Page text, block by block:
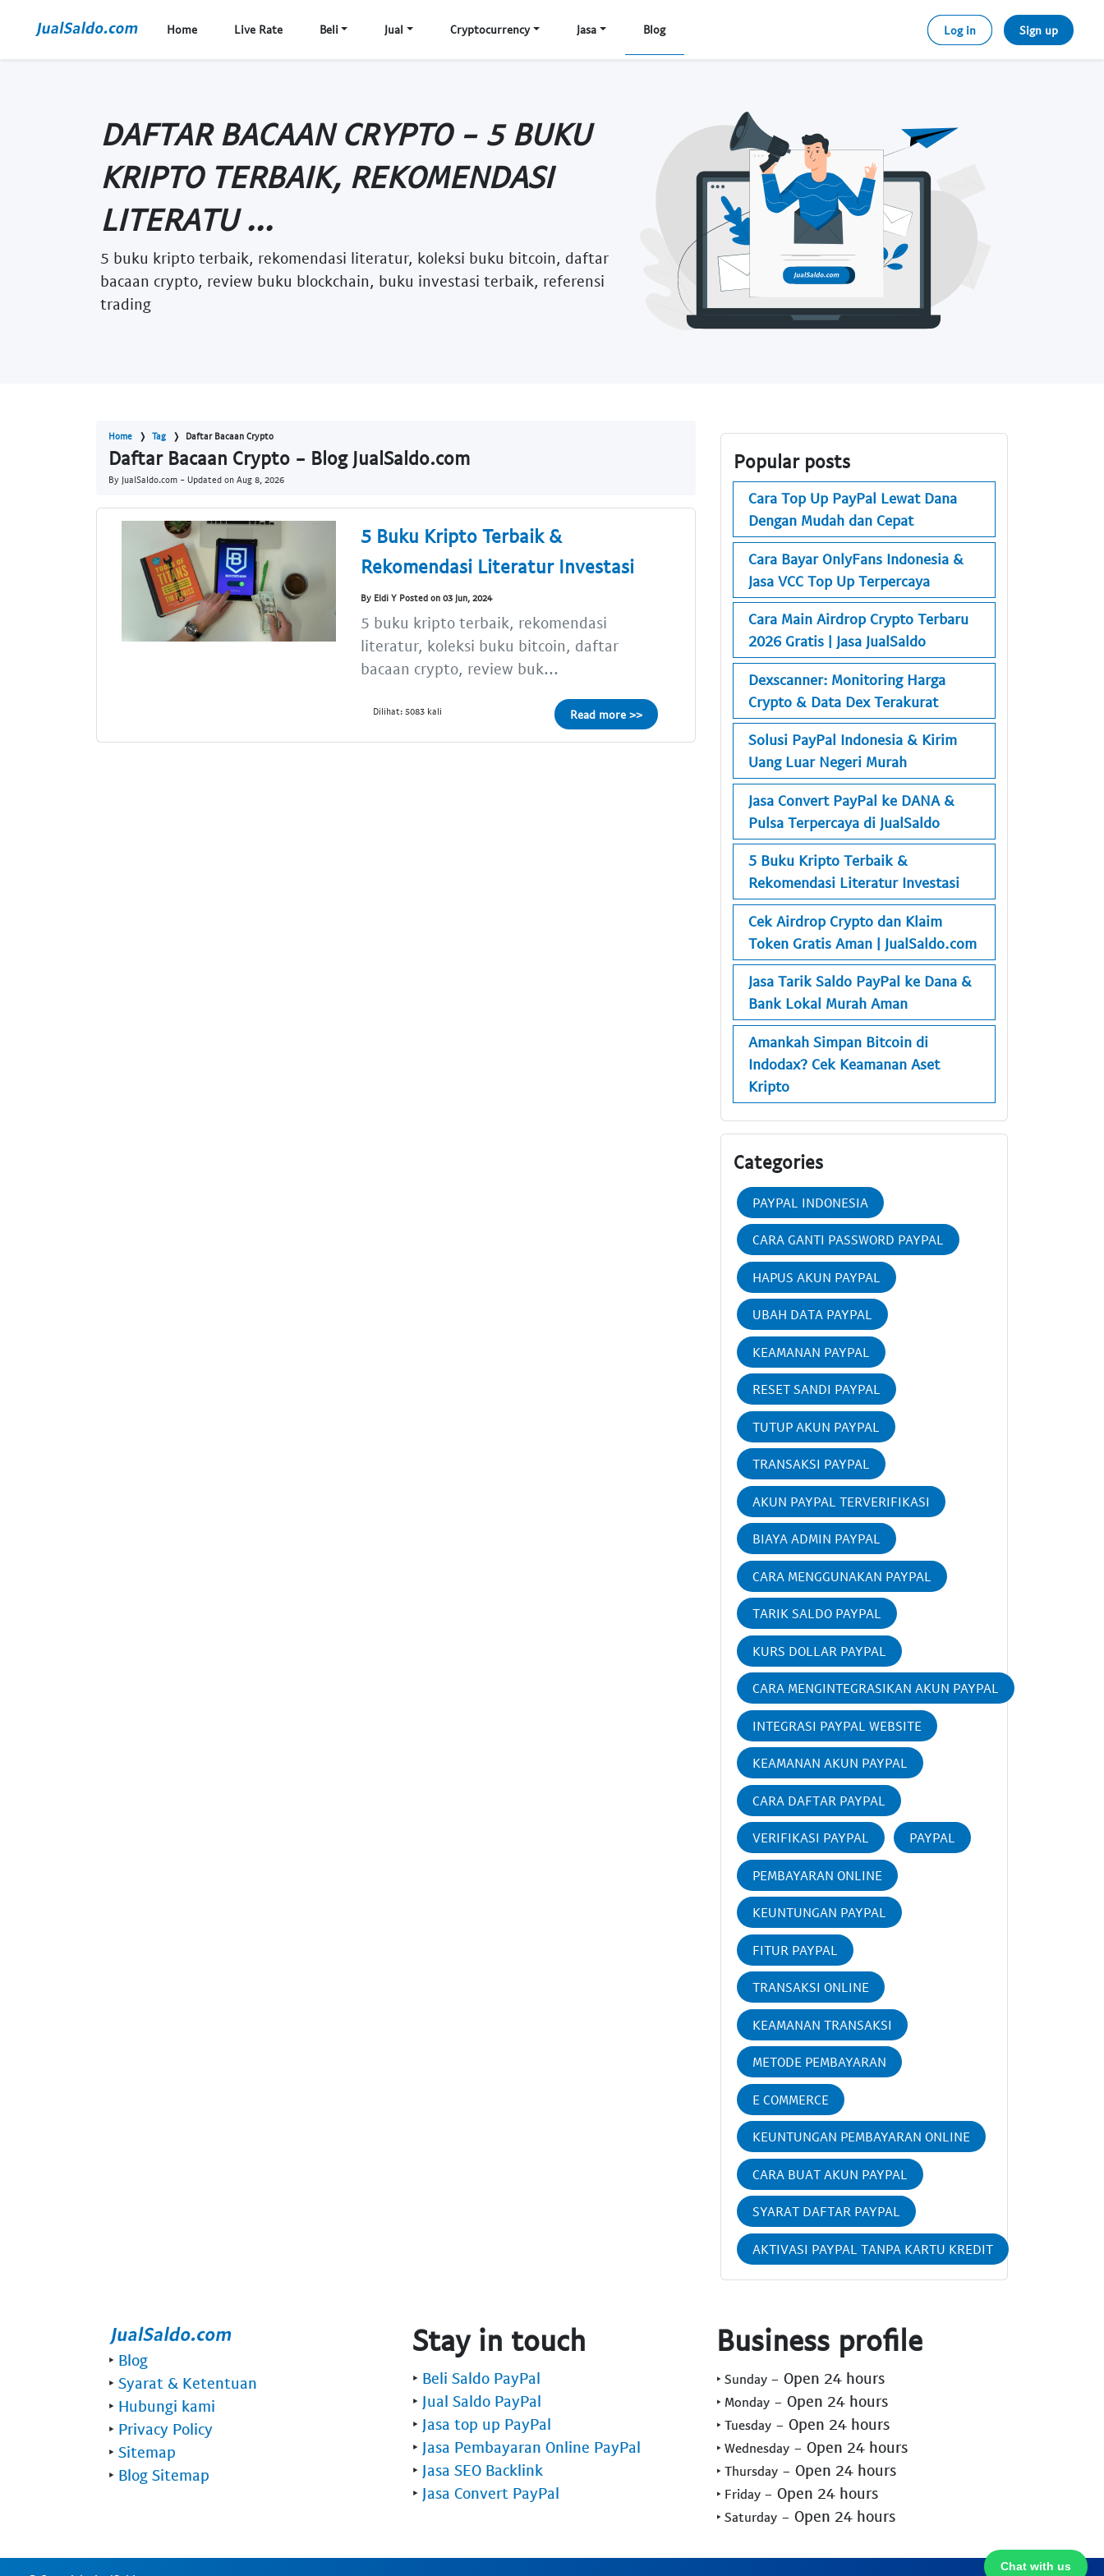
Home Live Rate Beli Jual Cryptocurrency Jasa Blog Log in Sign up
DAFTAR BACAAN CRYPTO - 5 BUKU
KRIPTO TERBAIK, REKOMENDASI
LITERATU ...
5 buku kripto terbaik, rekomendasi literatur, koleksi buku bitcoin, daftar
bacaan crypto, review buku blockchain, buku investasi terbaik, referensi
trading
Home Tag Daftar Bacaan Crypto
Daftar Bacaan Crypto - Blog JualSaldo.com
By JualSaldo.com - Updated on Aug 8, 2026
5 Buku Kripto Terbaik &
Rekomendasi Literatur Investasi
By Eldi Y Posted on 03 Jun, 2024
5 buku kripto terbaik, rekomendasi
literatur, koleksi buku bitcoin, daftar
bacaan crypto, review buk...
Dilihat: 5083 kali Read more >>
Popular posts
Cara Top Up PayPal Lewat Dana
Dengan Mudah dan Cepat
Cara Bayar OnlyFans Indonesia &
Jasa VCC Top Up Terpercaya
Cara Main Airdrop Crypto Terbaru
2026 Gratis | Jasa JualSaldo
Dexscanner: Monitoring Harga
Crypto & Data Dex Terakurat
Solusi PayPal Indonesia & Kirim
Uang Luar Negeri Murah
Jasa Convert PayPal ke DANA &
Pulsa Terpercaya di JualSaldo
5 Buku Kripto Terbaik &
Rekomendasi Literatur Investasi
Cek Airdrop Crypto dan Klaim
Token Gratis Aman | JualSaldo.com
Jasa Tarik Saldo PayPal ke Dana &
Bank Lokal Murah Aman
Amankah Simpan Bitcoin di
Indodax? Cek Keamanan Aset
Kripto
Categories
PAYPAL INDONESIA
CARA GANTI PASSWORD PAYPAL
HAPUS AKUN PAYPAL
UBAH DATA PAYPAL
KEAMANAN PAYPAL
RESET SANDI PAYPAL
TUTUP AKUN PAYPAL
TRANSAKSI PAYPAL
AKUN PAYPAL TERVERIFIKASI
BIAYA ADMIN PAYPAL
CARA MENGGUNAKAN PAYPAL
TARIK SALDO PAYPAL
KURS DOLLAR PAYPAL
CARA MENGINTEGRASIKAN AKUN PAYPAL
INTEGRASI PAYPAL WEBSITE
KEAMANAN AKUN PAYPAL
CARA DAFTAR PAYPAL
VERIFIKASI PAYPAL PAYPAL
PEMBAYARAN ONLINE
KEUNTUNGAN PAYPAL
FITUR PAYPAL
TRANSAKSI ONLINE
KEAMANAN TRANSAKSI
METODE PEMBAYARAN
E COMMERCE
KEUNTUNGAN PEMBAYARAN ONLINE
CARA BUAT AKUN PAYPAL
SYARAT DAFTAR PAYPAL
AKTIVASI PAYPAL TANPA KARTU KREDIT
Chat with us
‣ Blog
‣ Syarat & Ketentuan
‣ Hubungi kami
‣ Privacy Policy
‣ Sitemap
‣ Blog Sitemap
Stay in touch
‣ Beli Saldo PayPal
‣ Jual Saldo PayPal
‣ Jasa top up PayPal
‣ Jasa Pembayaran Online PayPal
‣ Jasa SEO Backlink
‣ Jasa Convert PayPal
Business profile
‣ Sunday - Open 24 hours
‣ Monday - Open 24 hours
‣ Tuesday - Open 24 hours
‣ Wednesday - Open 24 hours
‣ Thursday - Open 24 hours
‣ Friday - Open 24 hours
‣ Saturday - Open 24 hours